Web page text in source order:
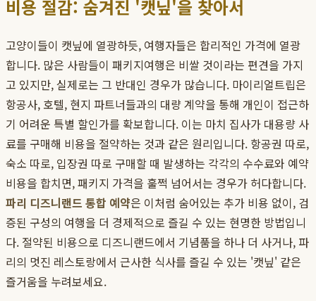
비용 절감: 숨겨진 '캣닢'을 찾아서
고양이들이 캣닢에 열광하듯, 여행자들은 합리적인 가격에 열광
합니다. 많은 사람들이 패키지여행은 비쌀 것이라는 편견을 가지
고 있지만, 실제로는 그 반대인 경우가 많습니다. 마이리얼트립은
항공사, 호텔, 현지 파트너들과의 대량 계약을 통해 개인이 접근하
기 어려운 특별 할인가를 확보합니다. 이는 마치 집사가 대용량 사
료를 구매해 비용을 절약하는 것과 같은 원리입니다. 항공권 따로,
숙소 따로, 입장권 따로 구매할 때 발생하는 각각의 수수료와 예약
비용을 합치면, 패키지 가격을 훌쩍 넘어서는 경우가 허다합니다.
파리 디즈니랜드 통합 예약은 이처럼 숨어있는 추가 비용 없이, 검
증된 구성의 여행을 더 경제적으로 즐길 수 있는 현명한 방법입니
다. 절약된 비용으로 디즈니랜드에서 기념품을 하나 더 사거나, 파
리의 멋진 레스토랑에서 근사한 식사를 즐길 수 있는 '캣닢' 같은
즐거움을 누려보세요.